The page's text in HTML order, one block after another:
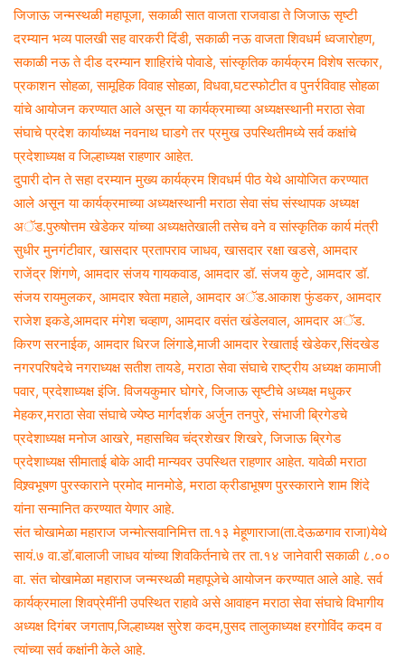
जिजाऊ जन्मस्थळी महापूजा, सकाळी सात वाजता राजवाडा ते जिजाऊ सृष्टी
दरम्यान भव्य पालखी सह वारकरी दिंडी, सकाळी नऊ वाजता शिवधर्म ध्वजारोहण,
सकाळी नऊ ते दीड दरम्यान शाहिरांचे पोवाडे, सांस्कृतिक कार्यक्रम विशेष सत्कार,
प्रकाशन सोहळा, सामूहिक विवाह सोहळा, विधवा,घटस्फोटीत व पुनर्रविवाह सोहळा
यांचे आयोजन करण्यात आले असून या कार्यक्रमाच्या अध्यक्षस्थानी मराठा सेवा
संघाचे प्रदेश कार्याध्यक्ष नवनाथ घाडगे तर प्रमुख उपस्थितीमध्ये सर्व कक्षांचे
प्रदेशाध्यक्ष व जिल्हाध्यक्ष राहणार आहेत.
दुपारी दोन ते सहा दरम्यान मुख्य कार्यक्रम शिवधर्म पीठ येथे आयोजित करण्यात
आले असून या कार्यक्रमाच्या अध्यक्षस्थानी मराठा सेवा संघ संस्थापक अध्यक्ष
अॅड.पुरुषोत्तम खेडेकर यांच्या अध्यक्षतेखाली तसेच वने व सांस्कृतिक कार्य मंत्री
सुधीर मुनगंटीवार, खासदार प्रतापराव जाधव, खासदार रक्षा खडसे, आमदार
राजेंद्र शिंगणे, आमदार संजय गायकवाड, आमदार डॉ. संजय कुटे, आमदार डॉ.
संजय रायमुलकर, आमदार श्वेता महाले, आमदार अॅड.आकाश फुंडकर, आमदार
राजेश इकडे,आमदार मंगेश चव्हाण, आमदार वसंत खंडेलवाल, आमदार अॅड.
किरण सरनाईक, आमदार धिरज लिंगाडे,माजी आमदार रेखाताई खेडेकर,सिंदखेड
नगरपरिषदेचे नगराध्यक्ष सतीश तायडे, मराठा सेवा संघाचे राष्ट्रीय अध्यक्ष कामाजी
पवार, प्रदेशाध्यक्ष इंजि. विजयकुमार घोगरे, जिजाऊ सृष्टीचे अध्यक्ष मधुकर
मेहकर,मराठा सेवा संघाचे ज्येष्ठ मार्गदर्शक अर्जुन तनपुरे, संभाजी ब्रिगेडचे
प्रदेशाध्यक्ष मनोज आखरे, महासचिव चंद्रशेखर शिखरे, जिजाऊ ब्रिगेड
प्रदेशाध्यक्ष सीमाताई बोके आदी मान्यवर उपस्थित राहणार आहेत. यावेळी मराठा
विश्र्वभूषण पुरस्काराने प्रमोद मानमोडे, मराठा क्रीडाभूषण पुरस्काराने शाम शिंदे
यांना सन्मानित करण्यात येणार आहे.
संत चोखामेळा महाराज जन्मोत्सवानिमित्त ता.१३ मेहूणाराजा(ता.देऊळगाव राजा)येथे
सायं.७ वा.डाॅ.बालाजी जाधव यांच्या शिवकिर्तनाचे तर ता.१४ जानेवारी सकाळी ८.००
वा. संत चोखामेळा महाराज जन्मस्थळी महापूजेचे आयोजन करण्यात आले आहे. सर्व
कार्यक्रमाला शिवप्रेमींनी उपस्थित राहावे असे आवाहन मराठा सेवा संघाचे विभागीय
अध्यक्ष दिगंबर जगताप,जिल्हाध्यक्ष सुरेश कदम,पुसद तालुकाध्यक्ष हरगोविंद कदम व
त्यांच्या सर्व कक्षांनी केले आहे.